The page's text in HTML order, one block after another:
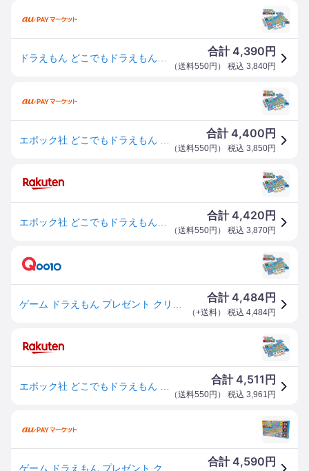
合計4,390 円
（送料550円 ） 税込 3,840円
合計4,400 円
（送料550円 ） 税込 3,850円
合計4,420 円
（送料550円 ） 税込 3,870円
合計4,484 円
（+送料） 税込 4,484円
合計4,511 円
（送料550円 ） 税込 3,961 円
合計4,590 円